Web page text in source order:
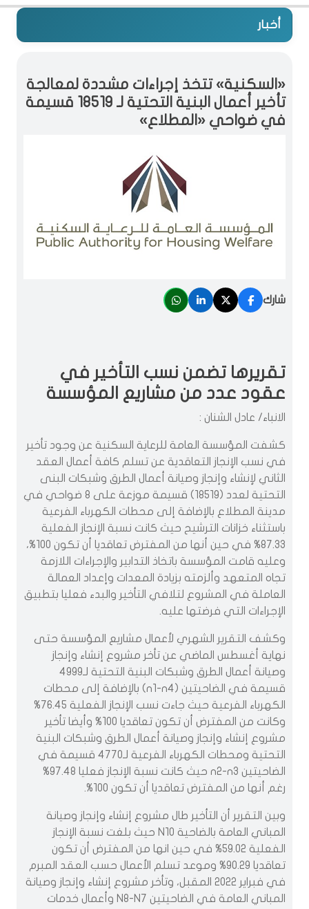
أخبار
«السكنية» تتخذ إجراءات مشددة لمعالجة
تأخير أعمال البنية التحتية لـ 18519 قسيمة
في ضواحي «المطلاع»
شارك
تقريرها تضمن نسب التأخير في
عقود عدد من مشاريع المؤسسة
الانباء/ عادل الشنان :
كشفت المؤسسة العامة للرعاية السكنية عن وجود تأخير
في نسب الإنجاز التعاقدية عن تسلم كافة أعمال العقد
الثاني لإنشاء وإنجاز وصيانة أعمال الطرق وشبكات البنى
التحتية لعدد (18519) قسيمة موزعة على 8 ضواحي في
مدينة المطلاع بالإضافة إلى محطات الكهرباء الفرعية
باستثناء خزانات الترشيح حيث كانت نسبة الإنجاز الفعلية
87.33%‎ في حين أنها من المفترض تعاقديا أن تكون 100%‎،
وعليه قامت المؤسسة باتخاذ التدابير والإجراءات اللازمة
تجاه المتعهد وألزمته بزيادة المعدات وإعداد العمالة
العاملة في المشروع لتلافي التأخير والبدء فعليا بتطبيق
الإجراءات التي فرضتها عليه.
وكشف التقرير الشهري لأعمال مشاريع المؤسسة حتى
نهاية أغسطس الماضي عن تأخر مشروع إنشاء وإنجاز
وصيانة أعمال الطرق وشبكات البنية التحتية لـ4999
قسيمة في الضاحيتين (n1-n4) بالإضافة إلى محطات
الكهرباء الفرعية حيث جاءت نسب الإنجاز الفعلية 76.45%
وكانت من المفترض أن تكون تعاقديا 100%‎ وأيضا تأخير
مشروع إنشاء وإنجاز وصيانة أعمال الطرق وشبكات البنية
التحتية ومحطات الكهرباء الفرعية لـ4770 قسيمة في
الضاحيتين n2-n3 حيث كانت نسبة الإنجاز فعليا 97.48‎‎%
رغم أنها من المفترض تعاقديا أن تكون 100%‎.
وبين التقرير أن التأخير طال مشروع إنشاء وإنجاز وصيانة
المباني العامة بالضاحية N10 حيث بلغت نسبة الإنجاز
الفعلية 59.02‎% في حين انها من المفترض أن تكون
تعاقديا 90.29‎% وموعد تسلم الأعمال حسب العقد المبرم
في فبراير 2022 المقبل، وتأخر مشروع إنشاء وإنجاز وصيانة
المباني العامة في الضاحيتين N8-N7 وأعمال خدمات